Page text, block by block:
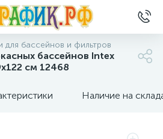
для бассейнов и фильтров
бассейнов Intex
см 12468
Наличие на